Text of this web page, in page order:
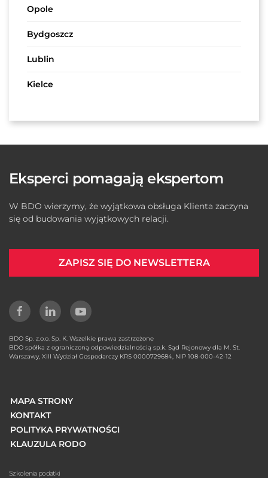
Opole
Bydgoszcz
Lublin
Kielce
Eksperci pomagają ekspertom
W BDO wierzymy, że wyjątkowa obsługa Klienta zaczyna
się od budowania wyjątkowych relacji.
ZAPISZ SIĘ DO NEWSLETTERA
BDO Sp. z.o.o. Sp. K. Wszelkie prawa zastrzeżone
BDO spółka z ograniczoną odpowiedzialnością sp.k. Sąd Rejonowy dla M. St.
Warszawy, XIII Wydział Gospodarczy KRS 0000729684, NIP 108-000-42-12
MAPA STRONY
KONTAKT
POLITYKA PRYWATNOŚCI
KLAUZULA RODO
Szkolenia podatki